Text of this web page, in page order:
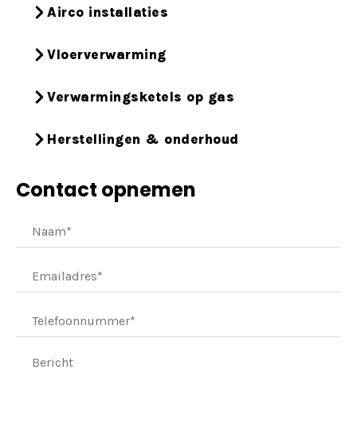
Airco installaties
Vloerverwarming
Verwarmingsketels op gas
Herstellingen & onderhoud
Contact opnemen